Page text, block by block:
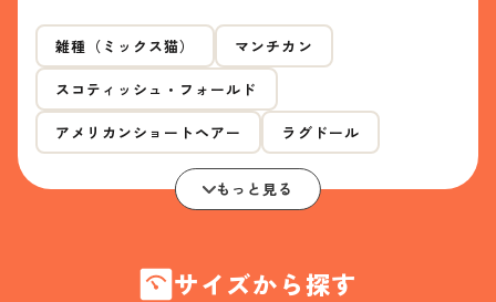
雑種（ミックス猫） マンチカン
スコティッシュ・フォールド
アメリカンショートヘアー ラグドール
もっと見る
サイズから探す